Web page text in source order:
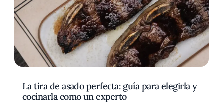
La tira de asado perfecta: guía para elegirla y
cocinarla como un experto